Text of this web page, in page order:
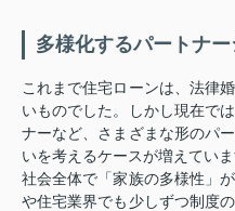
多様化するパートナ
これまで住宅ローンは、 法律婚
いものでした。 しかし現在で
ナーなど、 さまざま な形のパ
いを考えるケースが増え てい
社会全体で「家族の多様性」が
や住宅業界でも 少しずつ制度の